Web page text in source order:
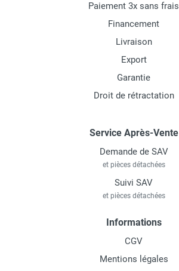
Paiement 3x sans frais
Financement
Livraison
Export
Garantie
Droit de rétractation
Service Après-Vente
Demande de SAV
et pièces détachées
Suivi SAV
et pièces détachées
Informations
CGV
Mentions légales